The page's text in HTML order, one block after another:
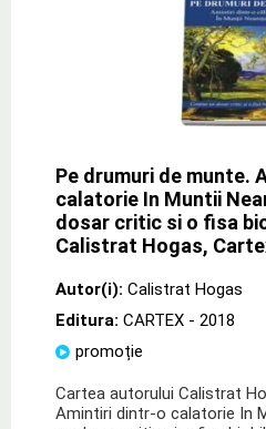
Pe drumuri de munte.
calatorie In Muntii
dosar critic si o fisa
Calistrat Hogas,
Autor(i): Calistrat Hogas
Editura: CARTEX - 2018
promoție
Cartea autorului Calistrat
Amintiri dintr-o calatorie In